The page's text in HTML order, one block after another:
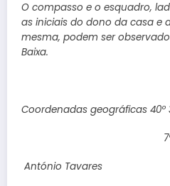
O compasso e o esquadro,
as iniciais do dono da casa e
mesma, podem ser
Baixa.
Coordenadas geográficas 40º
7º 45.
António Tavares